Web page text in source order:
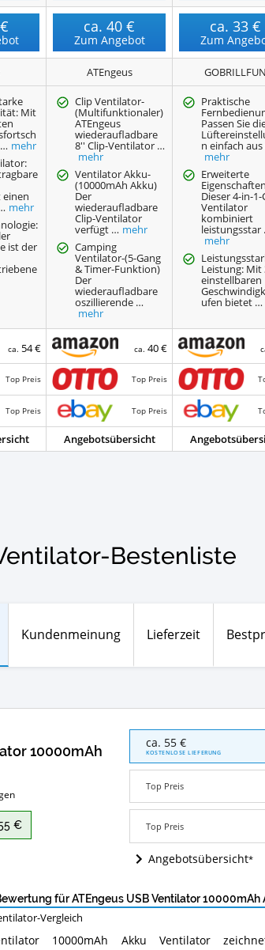
ca.40 €
Zum Angebot
ca.33 €
Zum
ATEngeus GOBRILLFUN
Mit
mehr
mehr
ist der
Clip Ventilator-
(Multifunktionaler)
ATEngeus
wiederaufladbare
8'' Clip-Ventilator …
mehr
Ventilator Akku-
(10000mAh Akku)
Der
wiederaufladbare
Clip-Ventilator
verfügt … mehr
Camping
Ventilator-(5-Gang
& Timer-Funktion)
Der
wiederaufladbare
oszillierende …
mehr
Praktische
Passen Sie
n einfach
mehr
Erweiterte
Dieser 4-in-1-
Ventilator
kombiniert
leistungsstar
mehr
Leistung: Mit
einstellbaren
ufen bietet …
ca. 54 €
Top Preis
Top Preis
ca.40 €
Top Preis
Top Preis
Angebotsübersicht
Bestenliste
Kundenmeinung Lieferzeit
10000mAh
€
USB
Ventilator
Akku
Ventilator
Angebote:
dieser
Ventilator
erhältlich?
ca. 55 €
KOSTENLOSE LIEFERUNG
Top Preis
Top Preis
Angebotsübersicht
für ATEngeus USB Ventilator 10000mAh
Vergleich
10000mAh Akku Ventilator